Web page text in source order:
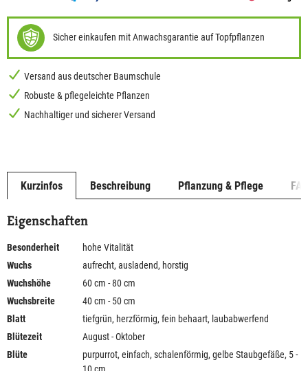
Sicher einkaufen mit Anwachsgarantie auf Topfpflanzen
Versand aus deutscher Baumschule
Robuste & pflegeleichte Pflanzen
Nachhaltiger und sicherer Versand
Kurzinfos Beschreibung Pflanzung & Pflege
Eigenschaften
Besonderheit
hohe Vitalität
Wuchs
aufrecht, ausladend, horstig
Wuchshöhe
60 cm - 80 cm
Wuchsbreite
40 cm - 50 cm
Blatt
tiefgrün, herzförmig, fein behaart, laubabwerfend
Blütezeit
August - Oktober
Blüte
purpurrot, einfach, schalenförmig, gelbe Staubgefäße, 5 -